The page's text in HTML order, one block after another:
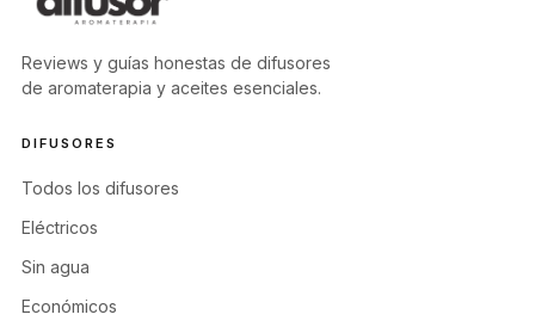
Reviews y guías honestas de difusores
de aromaterapia y aceites esenciales.
DIFUSORES
Todos los difusores
Eléctricos
Sin agua
Económicos